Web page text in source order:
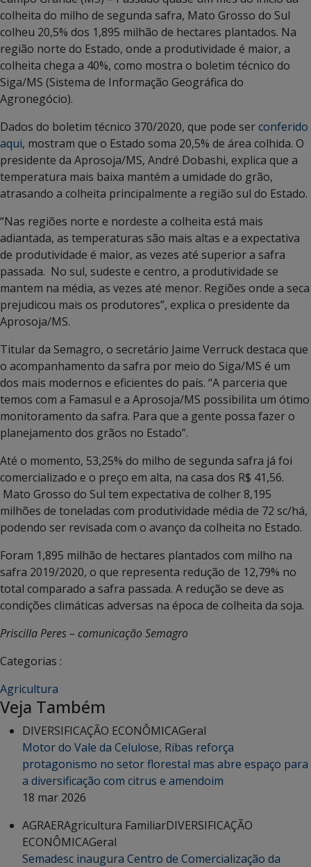
colheita do milho de segunda safra, Mato Grosso do Sul
colheu 20,5% dos 1,895 milhão de hectares plantados. Na
região norte do Estado, onde a produtividade é maior, a
colheita chega a 40%, como mostra o boletim técnico do
Siga/MS (Sistema de Informação Geográfica do
Agronegócio).
Dados do boletim técnico 370/2020, que pode serconferido
aqui, mostram que o Estado soma 20,5% de área colhida. O
presidente da Aprosoja/MS, André Dobashi, explica que a
temperatura mais baixa mantém a umidade do grão,
atrasando a colheita principalmente a região sul do Estado.
“Nas regiões norte e nordeste a colheita está mais
adiantada, as temperaturas são mais altas e a expectativa
de produtividade é maior, as vezes até superior a safra
passada. No sul, sudeste e centro, a produtividade se
mantem na média, as vezes até menor. Regiões onde a seca
prejudicou mais os produtores”, explica o presidente da
Aprosoja/MS.
Titular da Semagro, o secretário Jaime Verruck destaca que
o acompanhamento da safra por meio do Siga/MS é um
dos mais modernos e eficientes do país. “A parceria que
temos com a Famasul e a Aprosoja/MS possibilita um ótimo
monitoramento da safra. Para que a gente possa fazer o
planejamento dos grãos no Estado”.
Até o momento, 53,25% do milho de segunda safra já foi
comercializado e o preço em alta, na casa dos R$ 41,56.
Mato Grosso do Sul tem expectativa de colher 8,195
milhões de toneladas com produtividade média de 72 sc/há,
podendo ser revisada com o avanço da colheita no Estado.
Foram 1,895 milhão de hectares plantados com milho na
safra 2019/2020, o que representa redução de 12,79% no
total comparado a safra passada. A redução se deve as
condições climáticas adversas na época de colheita da soja.
Priscilla Peres – comunicação Semagro
Categorias :
Agricultura
Veja Também
DIVERSIFICAÇÃO ECONÔMICAGeral
Motor do Vale da Celulose, Ribas reforça
protagonismo no setor florestal mas abre espaço para
a diversificação com citrus e amendoim
18 mar 2026
AGRAERAgricultura FamiliarDIVERSIFICAÇÃO
ECONÔMICAGeral
Semadesc inaugura Centro de Comercialização da